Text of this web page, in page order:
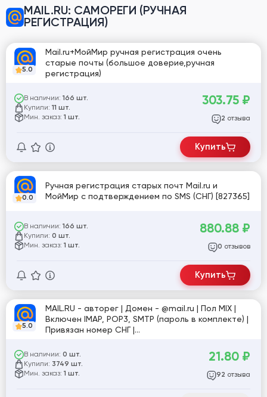
MAIL.RU: САМОРЕГИ (РУЧНАЯ
РЕГИСТРАЦИЯ)
5.0
Mail.ru+МойМир ручная регистрация очень
старые почты (большое доверие,ручная
регистрация)
В наличии: 166 шт.
Купили: 11 шт.
Мин. заказ: 1 шт.
303.75 ₽
2 отзыва
Купить
0.0
Ручная регистрация старых почт Mail.ru и
МойМир с подтверждением по SMS (СНГ) [827365]
В наличии: 166 шт.
Купили: 0 шт.
Мин. заказ: 1 шт.
880.88 ₽
0 отзывов
Купить
5.0
MAIL.RU - авторег | Домен - @mail.ru | Пол MIX |
Включен IMAP, POP3, SMTP (пароль в комплекте) |
Привязан номер СНГ |
В наличии: 0 шт.
Купили: 3749 шт.
Мин. заказ: 1 шт.
21.80 ₽
92 отзыва